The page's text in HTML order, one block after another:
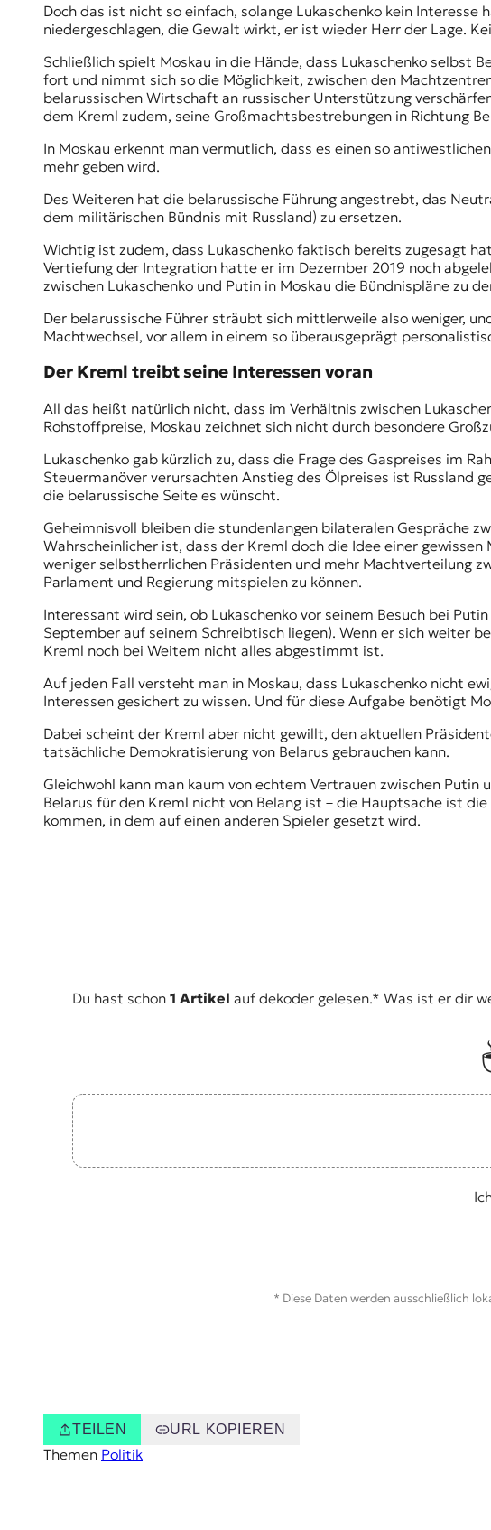
Doch das ist nicht so einfach, solange Lukaschenko kein
niedergeschlagen, die Gewalt wirkt, er ist wieder Herr der Lage.
Schließlich spielt Moskau in die Hände, dass Lukaschenko
fort und nimmt sich so die Möglichkeit, zwischen den
belarussischen Wirtschaft an russischer Unterstützung
dem Kreml zudem, seine Großmachtsbestrebungen in Richtung
In Moskau erkennt man vermutlich, dass es einen so
mehr geben wird.
Des Weiteren hat die belarussische Führung angestrebt, das
dem militärischen Bündnis mit Russland) zu ersetzen.
Wichtig ist zudem, dass Lukaschenko faktisch bereits zugesagt
Vertiefung der Integration hatte er im Dezember 2019 noch
zwischen Lukaschenko und Putin in Moskau die Bündnispläne zu
Der belarussische Führer sträubt sich mittlerweile also weniger,
Machtwechsel, vor allem in einem so überausgeprägt
Der Kreml treibt seine Interessen voran
All das heißt natürlich nicht, dass im Verhältnis zwischen
Rohstoffpreise, Moskau zeichnet sich nicht durch besondere
Lukaschenko gab kürzlich zu, dass die Frage des Gaspreises im
Steuermanöver verursachten Anstieg des Ölpreises ist Russland
die belarussische Seite es wünscht.
Geheimnisvoll bleiben die stundenlangen bilateralen Gespräche
Wahrscheinlicher ist, dass der Kreml doch die Idee einer
weniger selbstherrlichen Präsidenten und mehr Machtverteilung
Parlament und Regierung mitspielen zu können.
Interessant wird sein, ob Lukaschenko vor seinem Besuch bei
September auf seinem Schreibtisch liegen). Wenn er sich weiter
Kreml noch bei Weitem nicht alles abgestimmt ist.
Auf jeden Fall versteht man in Moskau, dass Lukaschenko nicht
Interessen gesichert zu wissen. Und für diese Aufgabe benötigt
Dabei scheint der Kreml aber nicht gewillt, den aktuellen
tatsächliche Demokratisierung von Belarus gebrauchen kann.
Gleichwohl kann man kaum von echtem Vertrauen zwischen
Belarus für den Kreml nicht von Belang ist – die Hauptsache ist
kommen, in dem auf einen anderen Spieler gesetzt wird.
Du hast schon 1 Artikel auf dekoder gelesen.* Was ist er dir
* Diese Daten werden ausschließlich
TEILEN URL KOPIEREN
Themen Politik